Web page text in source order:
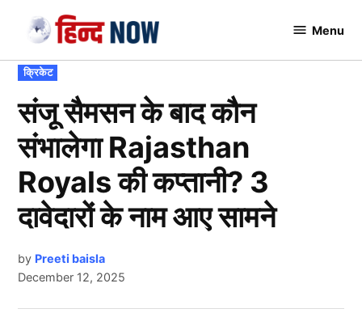
content
Menu
POSTED
IN
क्रिकेट
संजू सैमसन के बाद कौन
संभालेगा Rajasthan
Royals की कप्तानी? 3
दावेदारों के नाम आए सामने
by Preeti baisla
December 12, 2025